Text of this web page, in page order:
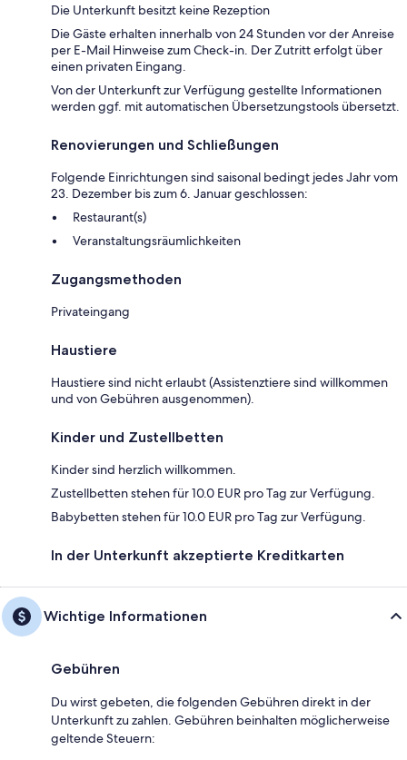
Die Unterkunft besitzt keine Rezeption
Die Gäste erhalten innerhalb von 24 Stunden vor der Anreise
per E-Mail Hinweise zum Check-in. Der Zutritt erfolgt über
einen privaten Eingang.
Von der Unterkunft zur Verfügung gestellte Informationen
werden ggf. mit automatischen Übersetzungstools übersetzt.
Renovierungen und Schließungen
Folgende Einrichtungen sind saisonal bedingt jedes Jahr vom
23. Dezember bis zum 6. Januar geschlossen:
Restaurant(s)
Veranstaltungsräumlichkeiten
Zugangsmethoden
Privateingang
Haustiere
Haustiere sind nicht erlaubt (Assistenztiere sind willkommen
und von Gebühren ausgenommen).
Kinder und Zustellbetten
Kinder sind herzlich willkommen.
Zustellbetten stehen für 10.0 EUR pro Tag zur Verfügung.
Babybetten stehen für 10.0 EUR pro Tag zur Verfügung.
In der Unterkunft akzeptierte Kreditkarten
Wichtige Informationen
Gebühren
Du wirst gebeten, die folgenden Gebühren direkt in der
Unterkunft zu zahlen. Gebühren beinhalten möglicherweise
geltende Steuern: